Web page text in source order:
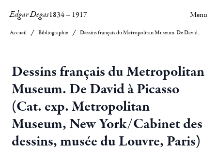
Edgar Degas1834– 1917 Menu
Accueil Bibliographie Dessins français du Metropolitan Museum. De David à Picasso (Cat. exp. Metropolitan Museum, New York/Cabinet des dessins, musée du Louvre, Paris)
Dessins français du Metropolitan
Museum. De David à Picasso
(Cat. exp. Metropolitan
Museum, New York/Cabinet des
dessins, musée du Louvre, Paris)